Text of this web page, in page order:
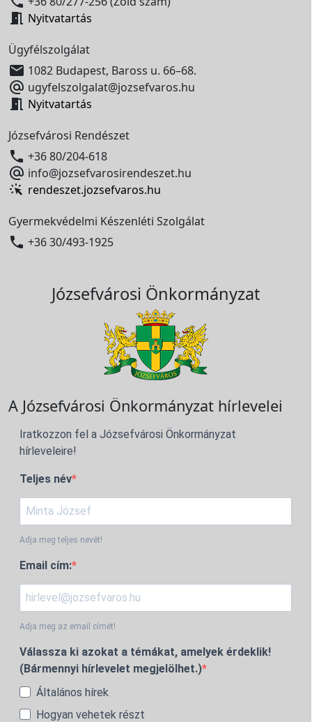
 Nyitvatartás
Ügyfélszolgálat
 1082 Budapest, Baross u. 66–68.
 ugyfelszolgalat@jozsefvaros.hu
 Nyitvatartás
Józsefvárosi Rendészet
 +36 80/204-618
 info@jozsefvarosirendeszet.hu
rendeszet.jozsefvaros.hu
Gyermekvédelmi Készenléti Szolgálat
 +36 30/493-1925
Józsefvárosi Önkormányzat
A Józsefvárosi Önkormányzat hírlevelei
Iratkozzon fel a Józsefvárosi Önkormányzat
hírleveleire!
Teljes név
Adja meg teljes nevét!
Email cím:
Adja meg az email címét!
Válassza ki azokat a témákat, amelyek érdeklik!
(Bármennyi hírlevelet megjelölhet.)
Általános hírek
Hogyan vehetek részt